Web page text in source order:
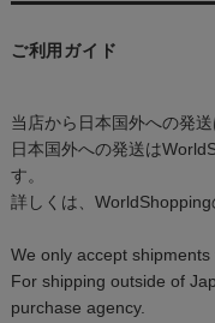
ご利用ガイド
当店から日本国外への発
日本国外への発送は
す。
詳しくは、WorldShopping
We only accept
For shipping outside of
purchase agency.